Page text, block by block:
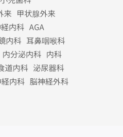
来 甲状腺外来
内科 AGA
内科 耳鼻咽喉科
内分泌内科 内科
道内科 泌尿器科
内科 脳神経外科